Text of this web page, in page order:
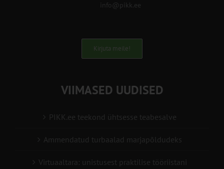
info@pikk.ee
Kirjuta meile!
VIIMASED UUDISED
PIKK.ee teekond ühtsesse teabesalve
Ammendatud turbaalad marjapõldudeks
Virtuaaltara: unistusest praktilise tööriistani